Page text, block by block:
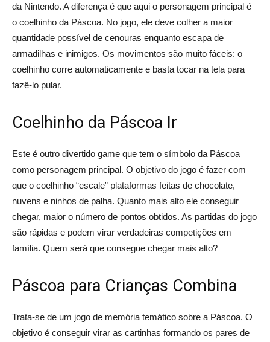
da Nintendo. A diferença é que aqui o personagem principal é
o coelhinho da Páscoa. No jogo, ele deve colher a maior
quantidade possível de cenouras enquanto escapa de
armadilhas e inimigos. Os movimentos são muito fáceis: o
coelhinho corre automaticamente e basta tocar na tela para
fazê-lo pular.
Coelhinho da Páscoa Ir
Este é outro divertido game que tem o símbolo da Páscoa
como personagem principal. O objetivo do jogo é fazer com
que o coelhinho “escale” plataformas feitas de chocolate,
nuvens e ninhos de palha. Quanto mais alto ele conseguir
chegar, maior o número de pontos obtidos. As partidas do jogo
são rápidas e podem virar verdadeiras competições em
família. Quem será que consegue chegar mais alto?
Páscoa para Crianças Combina
Trata-se de um jogo de memória temático sobre a Páscoa. O
objetivo é conseguir virar as cartinhas formando os pares de